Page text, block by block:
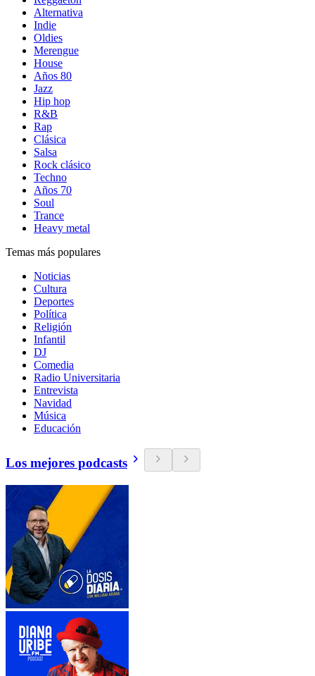
Alternativa
Indie
Oldies
Merengue
House
Años 80
Jazz
Hip hop
R&B
Rap
Clásica
Salsa
Rock clásico
Techno
Años 70
Soul
Trance
Heavy metal
Temas más populares
Noticias
Cultura
Deportes
Política
Religión
Infantil
DJ
Comedia
Radio Universitaria
Entrevista
Navidad
Música
Educación
Los mejores podcasts